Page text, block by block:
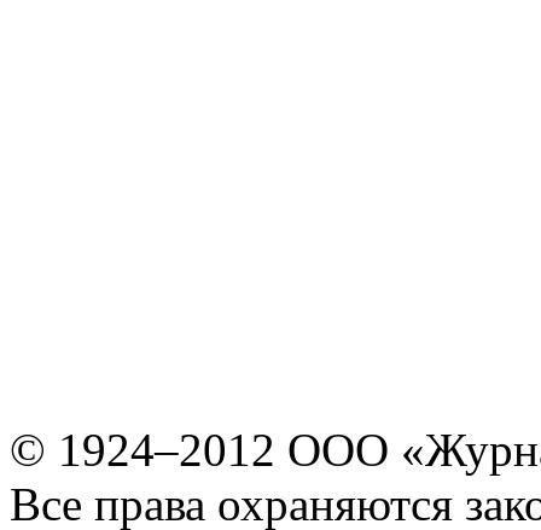
© 1924–2012 ООО
Все права охраняются